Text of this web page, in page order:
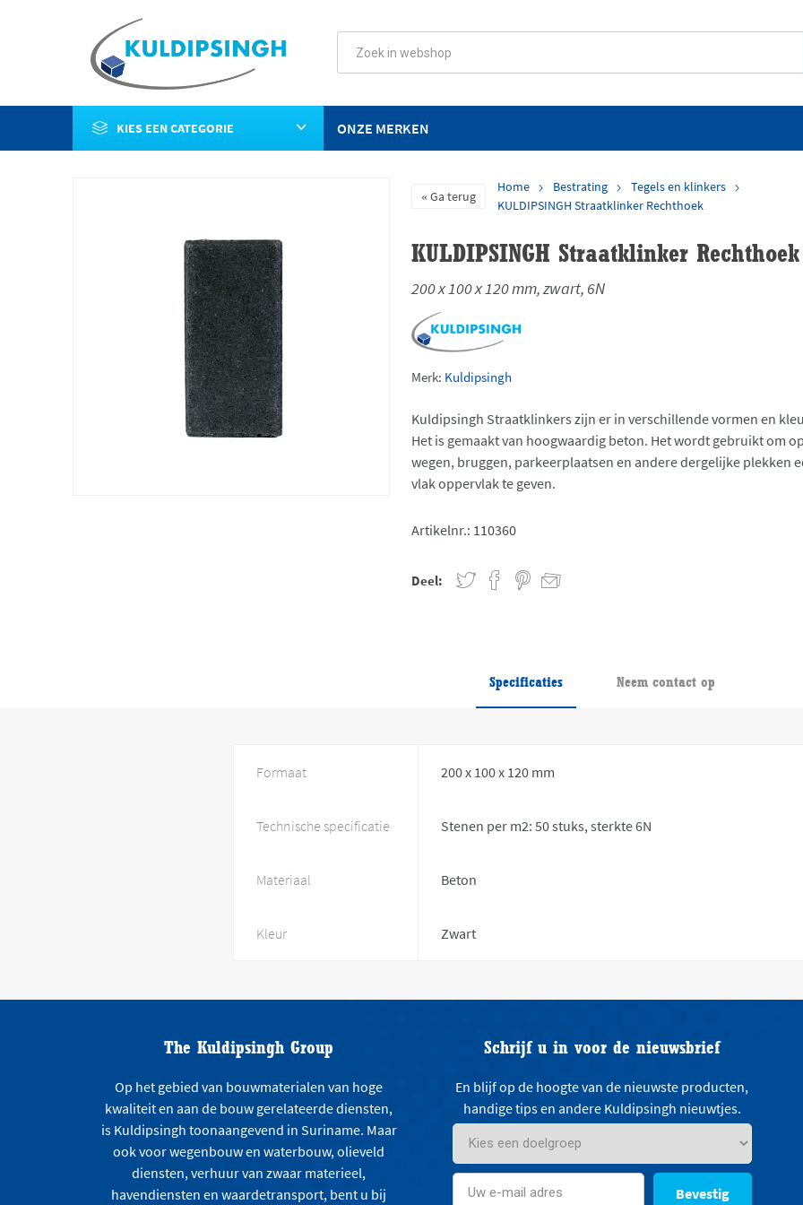
KIES EEN CATEGORIE ONZE MERKEN
Ga terug
Home Bestrating
Tegels en klinkers
KULDIPSINGH Straatklinker Rechthoek
KULDIPSINGH Straatklinker Rechthoek
200 x 100 x 120 mm, zwart, 6N
Merk: Kuldipsingh
Kuldipsingh Straatklinkers zijn er in verschillende vormen en
Het is gemaakt van hoogwaardig beton. Het wordt gebruikt om op
wegen, bruggen, parkeerplaatsen en andere dergelijke plekken
vlak oppervlak te geven.
Artikelnr.: 110360
Deel:
Specificaties Neem contact op
Formaat 200 x 100 x 120 mm
Technische specificatie Stenen per m2: 50 stuks, sterkte 6N
Materiaal Beton
Kleur Zwart
The Kuldipsingh Group
Op het gebied van bouwmaterialen van hoge
kwaliteit en aan de bouw gerelateerde diensten,
is Kuldipsingh toonaangevend in Suriname. Maar
ook voor wegenbouw en waterbouw, olieveld
diensten, verhuur van zwaar materieel,
havendiensten en waardetransport, bent u bij
Schrijf u in voor de nieuwsbrief
En blijf op de hoogte van de nieuwste producten,
handige tips en andere Kuldipsingh nieuwtjes.
Bevestig